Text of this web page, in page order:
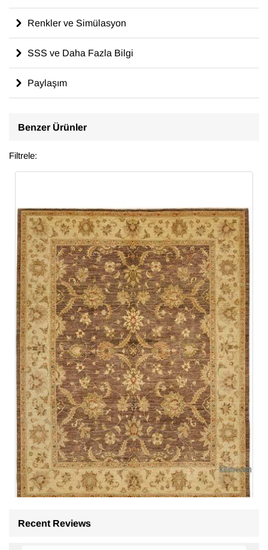
Renkler ve Simülasyon
SSS ve Daha Fazla Bilgi
Paylaşım
Benzer Ürünler
Filtrele:
Recent Reviews